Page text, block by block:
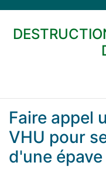
Faire appel
VHU pour
d'une épave